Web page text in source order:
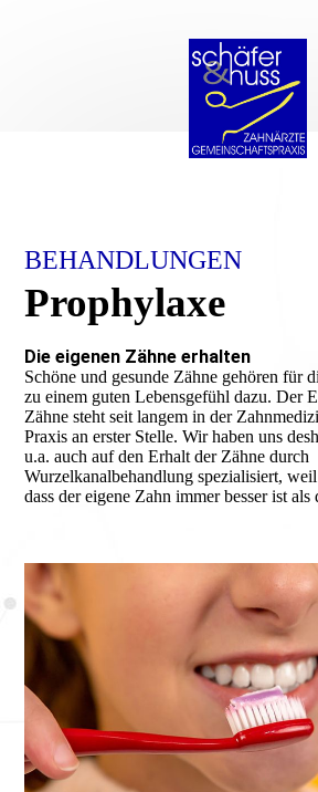
BEHANDLUNGEN
Prophylaxe
Die eigenen Zähne erhalten
Schöne und gesunde Zähne gehören für
zu einem guten Lebensgefühl dazu. Der
Zähne steht seit langem in der
Praxis an erster Stelle. Wir haben uns
u.a. auch auf den Erhalt der Zähne durch
Wurzelkanalbehandlung spezialisiert,
dass der eigene Zahn immer besser ist als